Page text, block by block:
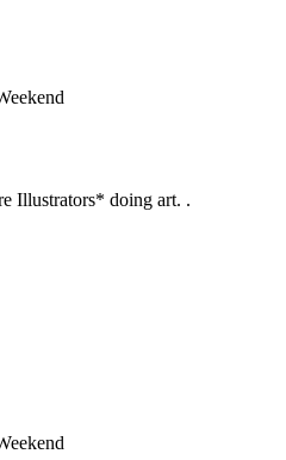
Illustrators* doing art. .